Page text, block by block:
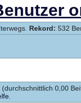
Rekord: 532
0,00